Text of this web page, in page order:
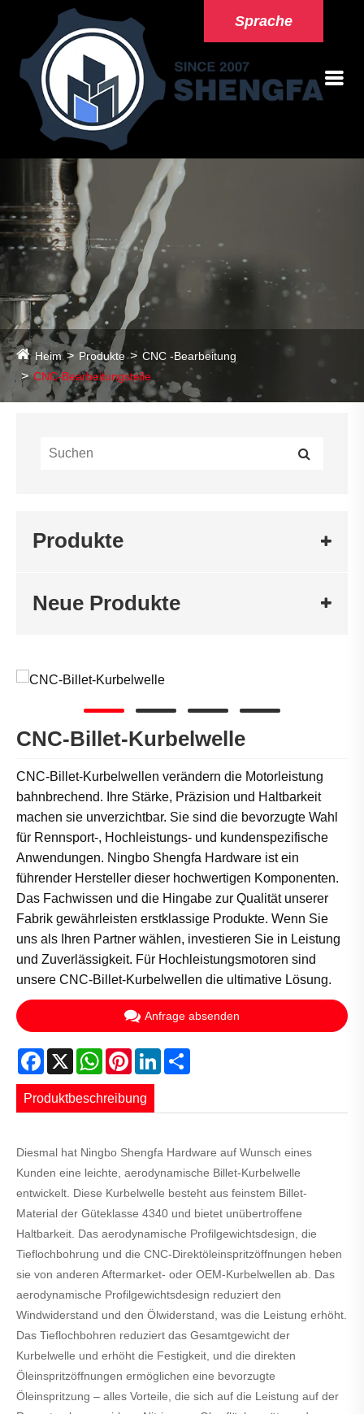
Sprache
Heim Produkte
CNC -Bearbeitung
CNC-Bearbeitungsteile
Produkte
Neue Produkte
CNC-Billet-Kurbelwelle
CNC-Billet-Kurbelwellen verändern die Motorleistung
bahnbrechend. Ihre Stärke, Präzision und Haltbarkeit
machen sie unverzichtbar. Sie sind die bevorzugte Wahl
für Rennsport-, Hochleistungs- und kundenspezifische
Anwendungen. Ningbo Shengfa Hardware ist ein
führender Hersteller dieser hochwertigen Komponenten.
Das Fachwissen und die Hingabe zur Qualität unserer
Fabrik gewährleisten erstklassige Produkte. Wenn Sie
uns als Ihren Partner wählen, investieren Sie in Leistung
und Zuverlässigkeit. Für Hochleistungsmotoren sind
unsere CNC-Billet-Kurbelwellen die ultimative Lösung.
Anfrage absenden
Facebook
X WhatsApp
PinterestLinkedIn
Produktbeschreibung
Diesmal hat Ningbo Shengfa Hardware auf Wunsch eines
Kunden eine leichte, aerodynamische Billet-Kurbelwelle
entwickelt. Diese Kurbelwelle besteht aus feinstem Billet-
Material der Güteklasse 4340 und bietet unübertroffene
Haltbarkeit. Das aerodynamische Profilgewichtsdesign, die
Tieflochbohrung und die CNC-Direktöleinspritzöffnungen heben
sie von anderen Aftermarket- oder OEM-Kurbelwellen ab. Das
aerodynamische Profilgewichtsdesign reduziert den
Windwiderstand und den Ölwiderstand, was die Leistung erhöht.
Das Tieflochbohren reduziert das Gesamtgewicht der
Kurbelwelle und erhöht die Festigkeit, und die direkten
Öleinspritzöffnungen ermöglichen eine bevorzugte
Öleinspritzung – alles Vorteile, die sich auf die Leistung auf der